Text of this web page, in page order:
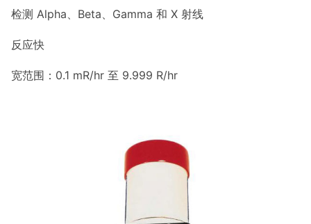
检测 Alpha、Beta、Gamma 和 X 射线
反应快
宽范围：0.1 mR/hr 至 9.999 R/hr